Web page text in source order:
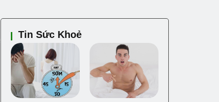
Tin Sức Khoẻ